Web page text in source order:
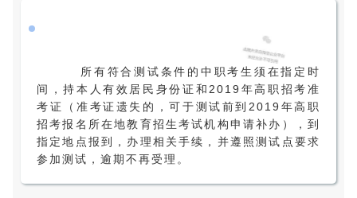
所有符合测试条件的中职考生须在指定时
间，持本人有效居民身份证和2019年高职招考准
考证（准考证遗失的，可于测试前到2019年高职
招考报名所在地教育招生考试机构申请补办），到
指定地点报到，办理相关手续，并遵照测试点要求
参加测试，逾期不再受理。